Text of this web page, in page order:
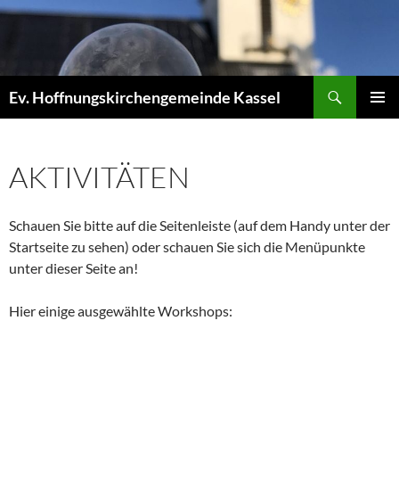
Zum
Ev. Hoffnungskirchengemeinde Kassel
AKTIVITÄTEN
Schauen Sie bitte auf die Seitenleiste (auf dem Handy unter der
Startseite zu sehen) oder schauen Sie sich die Menüpunkte
unter dieser Seite an!
Hier einige ausgewählte Workshops: